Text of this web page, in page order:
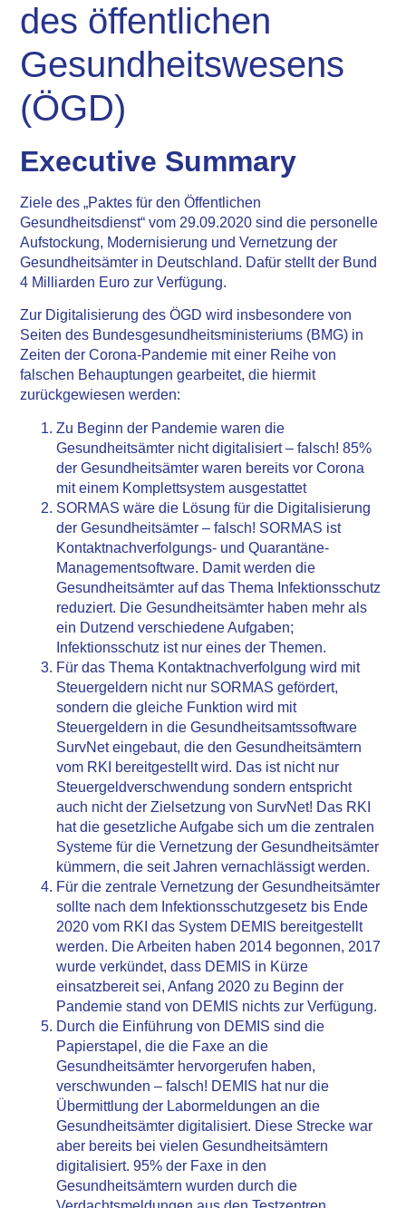
des öffentlichen
Gesundheitswesens
(ÖGD)
Executive Summary
Ziele des „Paktes für den Öffentlichen
Gesundheitsdienst“ vom 29.09.2020 sind die personelle
Aufstockung, Modernisierung und Vernetzung der
Gesundheitsämter in Deutschland. Dafür stellt der Bund
4 Milliarden Euro zur Verfügung.
Zur Digitalisierung des ÖGD wird insbesondere von
Seiten des Bundesgesundheitsministeriums (BMG) in
Zeiten der Corona-Pandemie mit einer Reihe von
falschen Behauptungen gearbeitet, die hiermit
zurückgewiesen werden:
Zu Beginn der Pandemie waren die
Gesundheitsämter nicht digitalisiert –falsch! 85%
der Gesundheitsämter waren bereits vor Corona
mit einem Komplettsystem ausgestattet
SORMAS wäre die Lösung für die Digitalisierung
der Gesundheitsämter –falsch! SORMAS ist
Kontaktnachverfolgungs- und Quarantäne-
Managementsoftware. Damit werden die
Gesundheitsämter auf das Thema Infektionsschutz
reduziert. Die Gesundheitsämter haben mehr als
ein Dutzend verschiedene Aufgaben;
Infektionsschutz ist nur eines der Themen.
Für das Thema Kontaktnachverfolgung wird mit
Steuergeldern nicht nur SORMAS gefördert,
sondern die gleiche Funktion wird mit
Steuergeldern in die Gesundheitsamtssoftware
SurvNet eingebaut, die den Gesundheitsämtern
vom RKI bereitgestellt wird. Das ist nicht nur
Steuergeldverschwendung sondern entspricht
auch nicht der Zielsetzung von SurvNet! Das RKI
hat die gesetzliche Aufgabe sich um die zentralen
Systeme für die Vernetzung der Gesundheitsämter
kümmern, die seit Jahren vernachlässigt werden.
Für die zentrale Vernetzung der Gesundheitsämter
sollte nach dem Infektionsschutzgesetz bis Ende
2020 vom RKI das System DEMIS bereitgestellt
werden. Die Arbeiten haben 2014 begonnen, 2017
wurde verkündet, dass DEMIS in Kürze
einsatzbereit sei, Anfang 2020 zu Beginn der
Pandemie stand von DEMIS nichts zur Verfügung.
Durch die Einführung von DEMIS sind die
Papierstapel, die die Faxe an die
Gesundheitsämter hervorgerufen haben,
verschwunden –falsch! DEMIS hat nur die
Übermittlung der Labormeldungen an die
Gesundheitsämter digitalisiert. Diese Strecke war
aber bereits bei vielen Gesundheitsämtern
digitalisiert. 95% der Faxe in den
Gesundheitsämtern wurden durch die